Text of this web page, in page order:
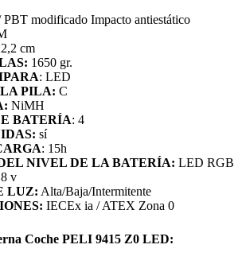
PBT modificado Impacto antiestático
cm
1650 gr.
: LED
PILA: C
NiMH
BATERÍA: 4
sí
: 15h
NIVEL DE LA BATERÍA: LED RGB
v
LUZ: Alta/Baja/Intermitente
IECEx ia / ATEX Zona 0
Coche PELI 9415 Z0 LED: